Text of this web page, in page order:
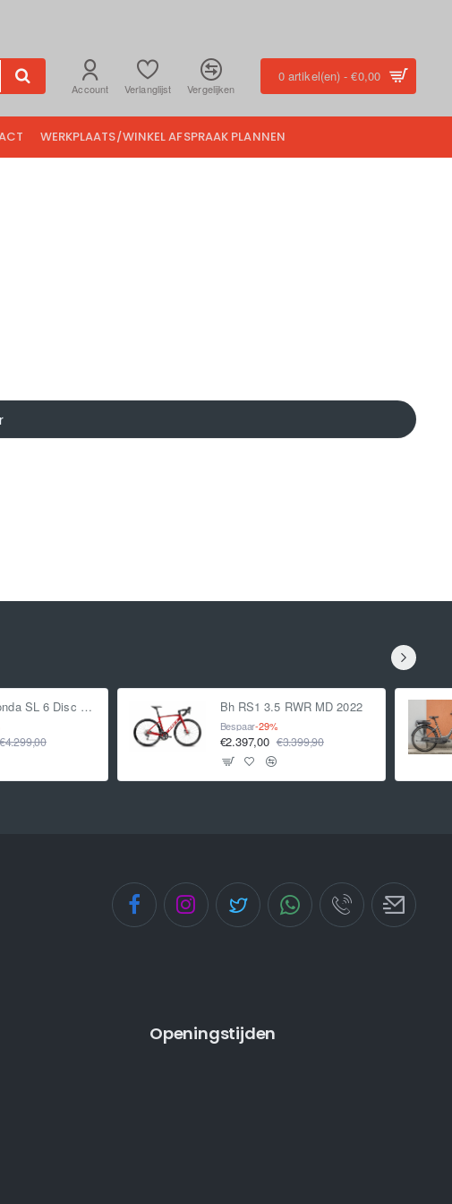
Account Verlanglijst Vergelijken
0 artikel(en) - €0,00
WERKPLAATS/WINKEL AFSPRAAK PLANNEN
TREK Émonda SL 6 Disc Pro Lithium Grey/Brushed Chrome 56 53cm 56 2022 Bh RS1 3.5 RWR MD 2022
Bespaar-29%
€2.397,00 €3.399,90
Openingstijden